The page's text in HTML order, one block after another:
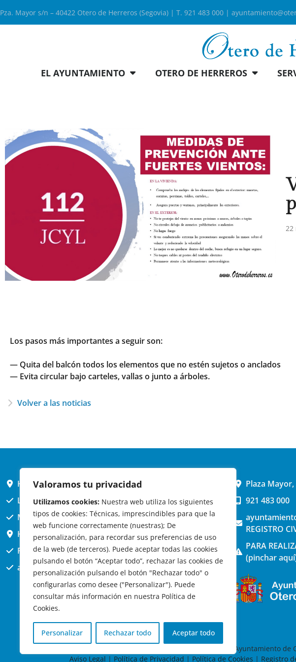
Valoramos tu privacidad
Utilizamos cookies: Nuestra web utiliza los siguientes
tipos de cookies: Técnicas, imprescindibles para que la
web funcione correctamente (nuestras); De
personalización, para recordar sus preferencias de uso
de la web (de terceros). Puede aceptar todas las cookies
pulsando el botón “Aceptar todo”, rechazar las cookies de
personalización pulsando el botón "Rechazar todo" o
configurarlas como desee ("Personalizar"). Puede
consultar más información en nuestra Política de
Cookies.
Personalizar Rechazar todo Aceptar todo
Pza. Mayor s/n – 40422 Otero de Herreros (Segovia) | T. 921 483 000 |
EL AYUNTAMIENTO OTERO DE HERREROS
22
Los pasos más importantes a seguir son:
— Quita del balcón todos los elementos que no estén sujetos o anclados
— Evita circular bajo carteles, vallas o junto a árboles.
Volver a las noticias
HORARIO AYUNTAMIENTO
L,X,J,V 9 a 14h
MARTES cerrado atención presencial
HORARIO ARQUITECTO
Presencial jueves 12h a 14:30
att. telefónica jueves 10 a 14:30h.
Plaza Mayor,
921 483 000
REGISTRO
PARA
(pinchar
© 2026 Ayuntamiento de
Aviso Legal | Política de Privacidad | Política de Cookies | Registro